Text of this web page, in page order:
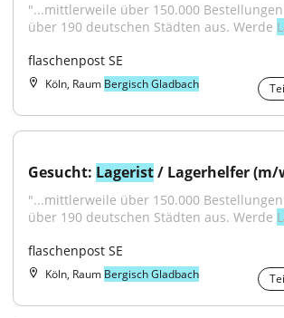
"...mittlerweile über 150.000
über 190 deutschen Städten aus. Werde
flaschenpost SE
Köln, Raum Bergisch Gladbach
Gesucht: Lagerist / Lagerhelfer (m/
"...mittlerweile über 150.000
über 190 deutschen Städten aus. Werde
flaschenpost SE
Köln, Raum Bergisch Gladbach